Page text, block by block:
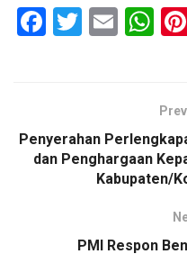
F
o
o
T
E
W
s
A
p
p
Penyerahan
dan Penghargaan
Kabupaten/
PMI Respon